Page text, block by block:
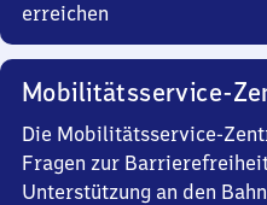
erreichen
Mobilitätsservice-
Die Mobilitätsservice-
Fragen zur
Unterstützung an den